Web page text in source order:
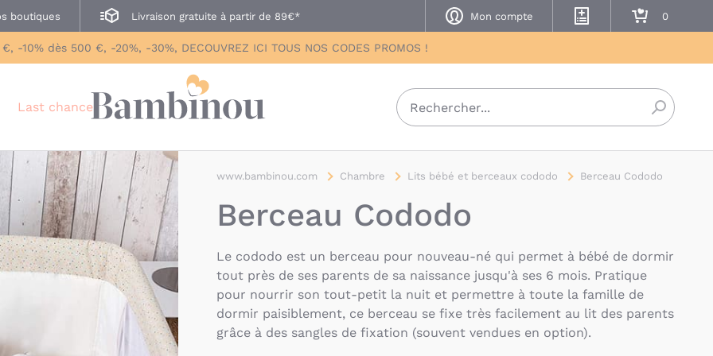
boutiques Livraison gratuite à partir de 89€* Mon compte
Mes listes de naissance
Mon panier
-10% dès 500 €, -20%, -30%, DECOUVREZ ICI TOUS NOS CODES PROMOS !
Last chance
www.bambinou.com Chambre Lits bébé et berceaux cododo Berceau Cododo
Berceau Cododo
Le cododo est un berceau pour nouveau-né qui permet à bébé de dormir
tout près de ses parents de sa naissance jusqu'à ses 6 mois. Pratique
pour nourrir son tout-petit la nuit et permettre à toute la famille de
dormir paisiblement, ce berceau se fixe très facilement au lit des parents
grâce à des sangles de fixation (souvent vendues en option).